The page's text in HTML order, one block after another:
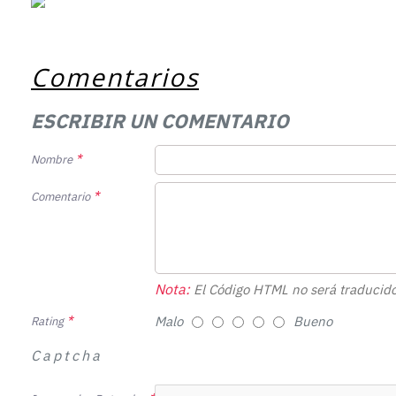
Comentarios
ESCRIBIR UN COMENTARIO
Nombre
Comentario
Nota:El Código HTML no será
Rating Malo Bueno
Captcha